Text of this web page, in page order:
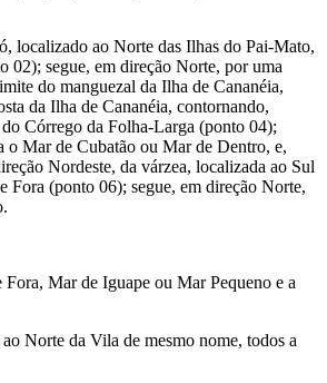
localizado ao Norte das Ilhas do Pai-Mato,
02); segue, em direção Norte, por uma
do manguezal da Ilha de Cananéia,
da Ilha de Cananéia, contornando,
Córrego da Folha-Larga (ponto 04);
o Mar de Cubatão ou Mar de Dentro, e,
Nordeste, da várzea, localizada ao Sul
Fora (ponto 06); segue, em direção Norte,
Mar de Iguape ou Mar Pequeno e a
Norte da Vila de mesmo nome, todos a